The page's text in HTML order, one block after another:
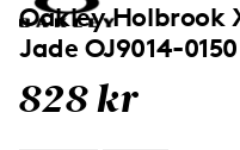
Oakley Holbrook
Jade OJ9014-0150
828 kr